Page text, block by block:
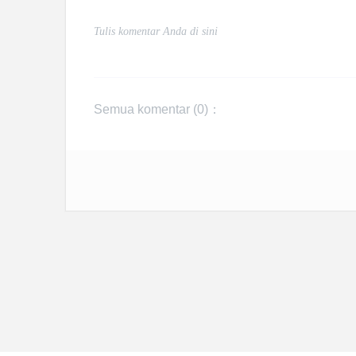
Semua komentar (0)：